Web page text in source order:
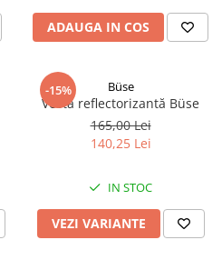
ADAUGA IN COS
-15% Büse
Vestă reflectorizantă Büse
165,00 Lei
140,25 Lei
IN STOC
VEZI VARIANTE